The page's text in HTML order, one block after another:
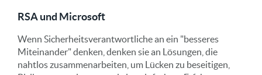
RSA und Microsoft
Wenn Sicherheitsverantwortliche an ein "besseres
Miteinander" denken, denken sie an Lösungen, die
nahtlos zusammenarbeiten, um Lücken zu beseitigen,